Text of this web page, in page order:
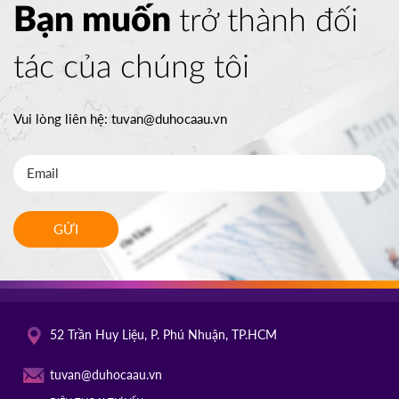
Bạn muốn trở thành đối
tác của chúng tôi
Vui lòng liên hệ:tuvan@duhocaau.vn
GỬI
52 Trần Huy Liệu, P. Phú Nhuận, TP.HCM
tuvan@duhocaau.vn